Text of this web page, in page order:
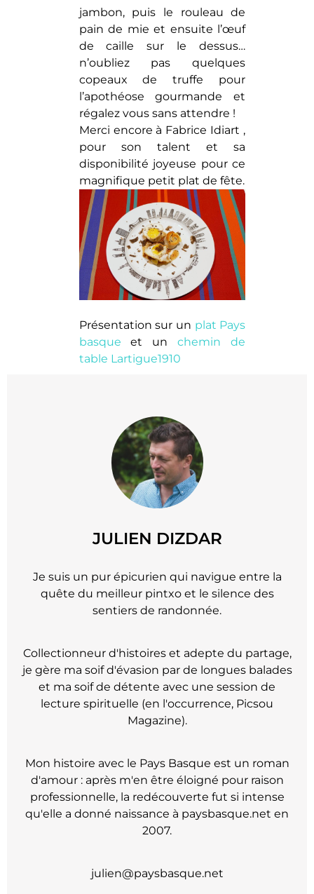
JULIEN DIZDAR
Je suis un pur épicurien qui navigue entre la
quête du meilleur pintxo et le silence des
sentiers de randonnée.
Collectionneur d'histoires et adepte du partage,
je gère ma soif d'évasion par de longues balades
et ma soif de détente avec une session de
lecture spirituelle (en l'occurrence, Picsou
Magazine).
Mon histoire avec le Pays Basque est un roman
d'amour : après m'en être éloigné pour raison
professionnelle, la redécouverte fut si intense
qu'elle a donné naissance à paysbasque.net en
2007.
julien@paysbasque.net
jambon, puis le rouleau de
pain de mie et ensuite l’œuf
de caille sur le dessus…
n’oubliez pas quelques
copeaux de truffe pour
l’apothéose gourmande et
régalez vous sans attendre !
Merci encore à Fabrice Idiart ,
pour son talent et sa
disponibilité joyeuse pour ce
magnifique petit plat de fête.
Présentation sur un plat Pays
basque et unchemin de
table Lartigue1910